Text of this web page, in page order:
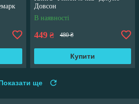
Довсон
В наявності
449 ₴ 480 ₴
Купити
ще